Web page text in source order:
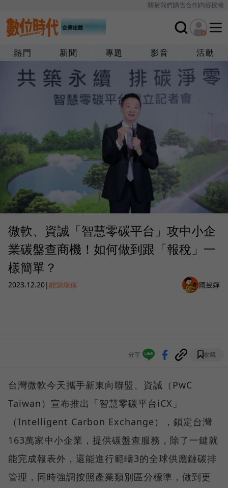
關於我們廣告合作內容授權
熱門 新聞 專題 影音 活動
微軟、資誠「智慧零碳平台」攻中小企
業碳盤查商機！如何做到跟「報稅」一
樣簡單？
2023.12.20|能源環保 隋昱嬋
分享 收藏
台灣微軟今天攜手新東向聯盟、資誠（PwC
Taiwan）宣布推出「智慧零碳平台iCX」
（Intelligent Carbon Exchange），鎖定台灣
163萬家中小企業，提供碳盤查服務，除了一鍵就
能完成報表外，還能進行範疇3的全球供應鏈碳排
管理，同時強調按照產業類別區分標準，做到更